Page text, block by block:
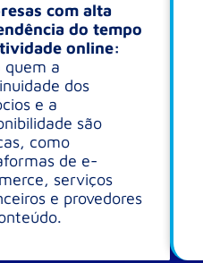
com alta
do tempo
online:
quem a
dos
e a
são
como
de e-
serviços
e provedores